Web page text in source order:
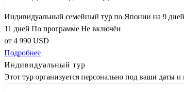
Индивидуальный семейный тур по Японии на 9
11 дней По программе Не включён
от 4 990 USD
Подробнее
Индивидуальный тур
Этот тур организуется персонально под ваши даты